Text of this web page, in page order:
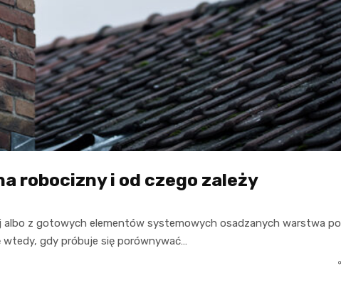
robocizny i od czego zależy
albo z gotowych elementów systemowych osadzanych warstwa po
gdy próbuje się porównywać…